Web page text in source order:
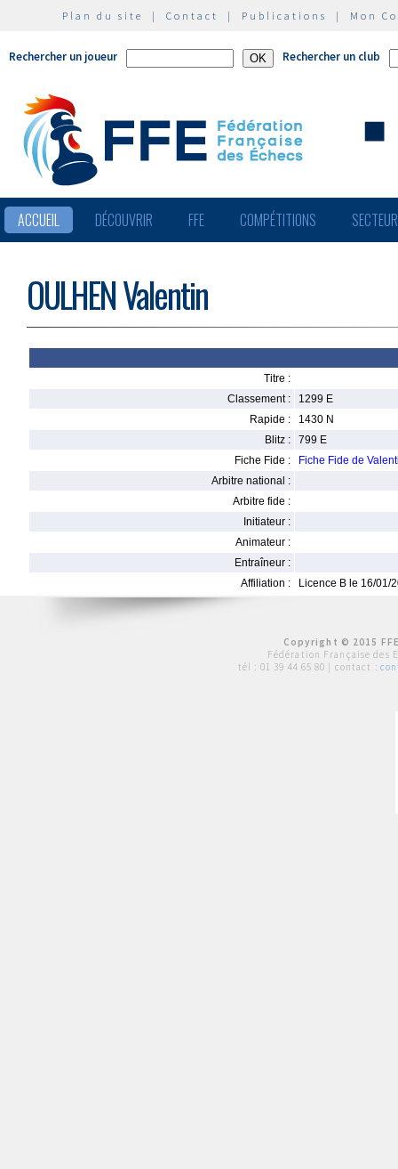
Plan du site | Contact | Publications | Mon
Rechercher un joueur Rechercher un club
ACCUEIL DÉCOUVRIR FFE COMPÉTITIONS
OULHEN Valentin
Titre :
Classement :
1299 E
Rapide :
1430 N
Blitz :
799 E
Fiche Fide :
Fiche Fide de
Arbitre national :
Arbitre fide :
Initiateur :
Animateur :
Entraîneur :
Affiliation :
Licence B le 16/01/
Copyright © 2015
Fédération Française des
tél : 01 39 44 65 80 | contact :